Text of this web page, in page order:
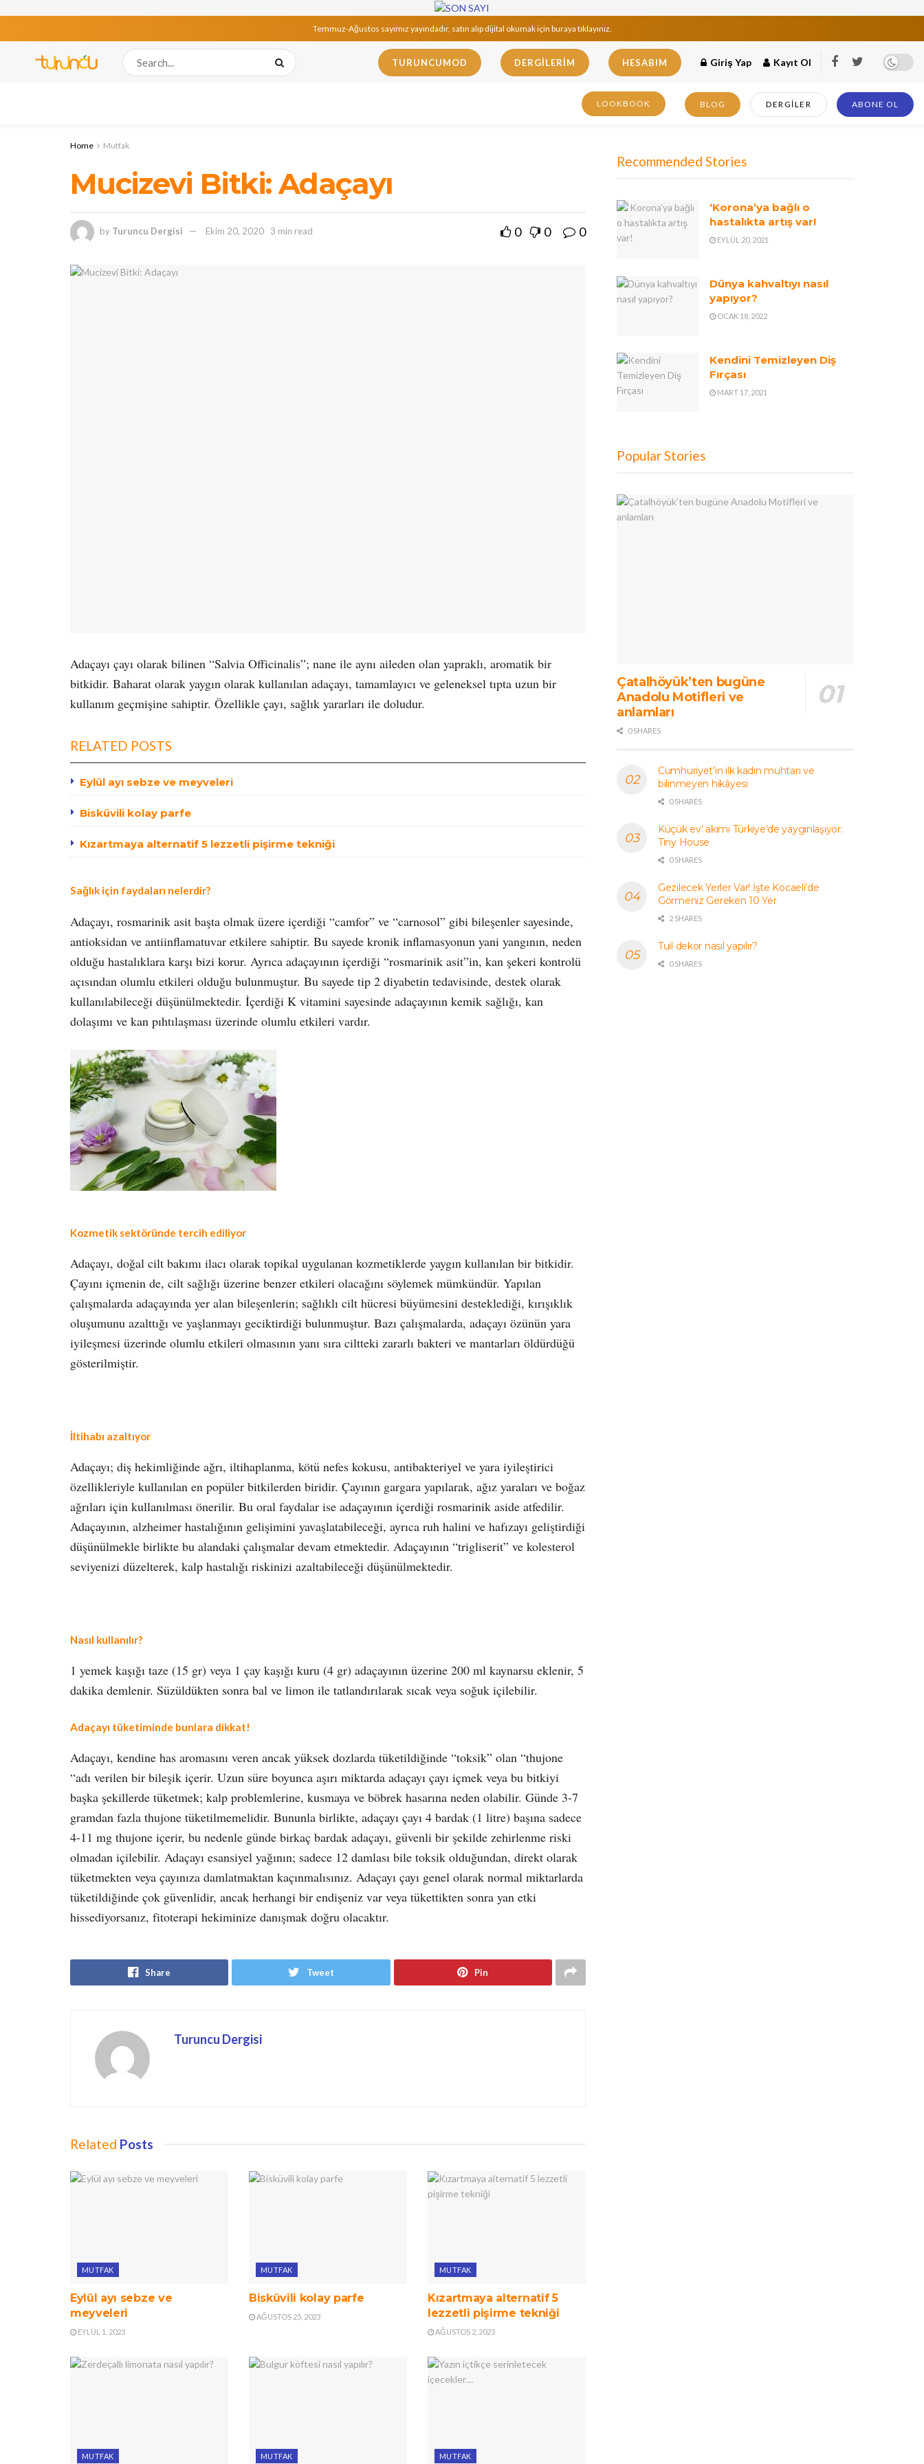
Temmuz-Ağustos sayımız yayındadır, satın alıp dijital okumak için buraya tıklayınız.
TURUNCUMOD DERGILERIM HESABIM Giriş Yap Kayıt Ol
LOOKBOOK BLOG DERGILER ABONE OL
Home Mutfak
Mucizevi Bitki: Adaçayı
by Turuncu Dergisi Ekim 20, 2020 3 min read 0 0 0
Adaçayı çayı olarak bilinen “Salvia Officinalis”; nane ile aynı aileden olan yapraklı, aromatik bir
bitkidir. Baharat olarak yaygın olarak kullanılan adaçayı, tamamlayıcı ve geleneksel tıpta uzun bir
kullanım geçmişine sahiptir. Özellikle çayı, sağlık yararları ile doludur.
RELATED POSTS
Eylül ayı sebze ve meyveleri
Bisküvili kolay parfe
Kızartmaya alternatif 5 lezzetli pişirme tekniği
Sağlık için faydaları nelerdir?
Adaçayı, rosmarinik asit başta olmak üzere içerdiği “camfor” ve “carnosol” gibi bileşenler sayesinde,
antioksidan ve antiinflamatuvar etkilere sahiptir. Bu sayede kronik inflamasyonun yani yangının, neden
olduğu hastalıklara karşı bizi korur. Ayrıca adaçayının içerdiği “rosmarinik asit”in, kan şekeri kontrolü
açısından olumlu etkileri olduğu bulunmuştur. Bu sayede tip 2 diyabetin tedavisinde, destek olarak
kullanılabileceği düşünülmektedir. İçerdiği K vitamini sayesinde adaçayının kemik sağlığı, kan
dolaşımı ve kan pıhtılaşması üzerinde olumlu etkileri vardır.
Kozmetik sektöründe tercih ediliyor
Adaçayı, doğal cilt bakımı ilacı olarak topikal uygulanan kozmetiklerde yaygın kullanılan bir bitkidir.
Çayını içmenin de, cilt sağlığı üzerine benzer etkileri olacağını söylemek mümkündür. Yapılan
çalışmalarda adaçayında yer alan bileşenlerin; sağlıklı cilt hücresi büyümesini desteklediği, kırışıklık
oluşumunu azalttığı ve yaşlanmayı geciktirdiği bulunmuştur. Bazı çalışmalarda, adaçayı özünün yara
iyileşmesi üzerinde olumlu etkileri olmasının yanı sıra ciltteki zararlı bakteri ve mantarları öldürdüğü
gösterilmiştir.
İltihabı azaltıyor
Adaçayı; diş hekimliğinde ağrı, iltihaplanma, kötü nefes kokusu, antibakteriyel ve yara iyileştirici
özellikleriyle kullanılan en popüler bitkilerden biridir. Çayının gargara yapılarak, ağız yaraları ve boğaz
ağrıları için kullanılması önerilir. Bu oral faydalar ise adaçayının içerdiği rosmarinik aside atfedilir.
Adaçayının, alzheimer hastalığının gelişimini yavaşlatabileceği, ayrıca ruh halini ve hafızayı geliştirdiği
düşünülmekle birlikte bu alandaki çalışmalar devam etmektedir. Adaçayının “trigliserit” ve kolesterol
seviyenizi düzelterek, kalp hastalığı riskinizi azaltabileceği düşünülmektedir.
Nasıl kullanılır?
1 yemek kaşığı taze (15 gr) veya 1 çay kaşığı kuru (4 gr) adaçayının üzerine 200 ml kaynarsu eklenir, 5
dakika demlenir. Süzüldükten sonra bal ve limon ile tatlandırılarak sıcak veya soğuk içilebilir.
Adaçayı tüketiminde bunlara dikkat!
Adaçayı, kendine has aromasını veren ancak yüksek dozlarda tüketildiğinde “toksik” olan “thujone
“adı verilen bir bileşik içerir. Uzun süre boyunca aşırı miktarda adaçayı çayı içmek veya bu bitkiyi
başka şekillerde tüketmek; kalp problemlerine, kusmaya ve böbrek hasarına neden olabilir. Günde 3-7
gramdan fazla thujone tüketilmemelidir. Bununla birlikte, adaçayı çayı 4 bardak (1 litre) başına sadece
4-11 mg thujone içerir, bu nedenle günde birkaç bardak adaçayı, güvenli bir şekilde zehirlenme riski
olmadan içilebilir. Adaçayı esansiyel yağının; sadece 12 damlası bile toksik olduğundan, direkt olarak
tüketmekten veya çayınıza damlatmaktan kaçınmalısınız. Adaçayı çayı genel olarak normal miktarlarda
tüketildiğinde çok güvenlidir, ancak herhangi bir endişeniz var veya tükettikten sonra yan etki
hissediyorsanız, fitoterapi hekiminize danışmak doğru olacaktır.
Share Tweet Pin
Turuncu Dergisi
Related Posts
MUTFAK
Eylül ayı sebze ve
meyveleri
EYLÜL 1, 2023
MUTFAK
Bisküvili kolay parfe
AĞUSTOS 25, 2023
MUTFAK
Kızartmaya alternatif 5
lezzetli pişirme tekniği
AĞUSTOS 2, 2023
MUTFAK MUTFAK MUTFAK
Recommended Stories
‘Korona’ya bağlı o
hastalıkta artış var!
EYLÜL 20, 2021
Dünya kahvaltıyı nasıl
yapıyor?
OCAK 18, 2022
Kendini Temizleyen Diş
Fırçası
MART 17, 2021
Popular Stories
Çatalhöyük’ten bugüne
Anadolu Motifleri ve
anlamları
0 SHARES
Cumhuriyet’in ilk kadın muhtarı ve
bilinmeyen hikâyesi
0 SHARES
Küçük ev’ akımı Türkiye’de yaygınlaşıyor:
Tiny House
0 SHARES
Gezilecek Yerler Var! İşte Kocaeli’de
Görmeniz Gereken 10 Yer
2 SHARES
Tuil dekor nasıl yapılır?
0 SHARES